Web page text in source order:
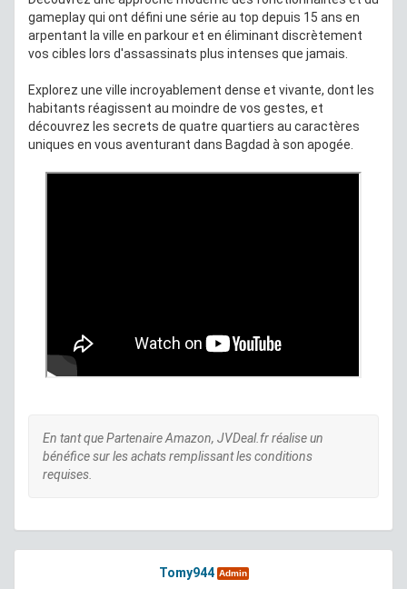
gameplay qui ont défini une série au top depuis 15 ans en
arpentant la ville en parkour et en éliminant discrètement
vos cibles lors d'assassinats plus intenses que jamais.
Explorez une ville incroyablement dense et vivante, dont les
habitants réagissent au moindre de vos gestes, et
découvrez les secrets de quatre quartiers au caractères
uniques en vous aventurant dans Bagdad à son apogée.
En tant que Partenaire Amazon, JVDeal.fr réalise un
bénéfice sur les achats remplissant les conditions
requises.
Tomy944 Admin